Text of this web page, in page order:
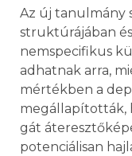
Az új tanulmány
struktúrájában
nemspecifikus
adhatnak arra,
mértékben a
megállapították,
gát
potenciálisan